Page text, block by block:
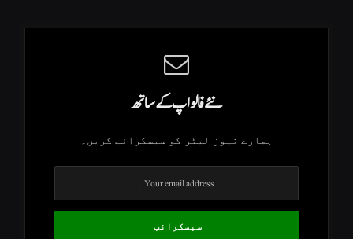
نئے فالو اپ کے ساتھ
ہمارے نیوز لیٹر کو سبسکرائب کریں۔